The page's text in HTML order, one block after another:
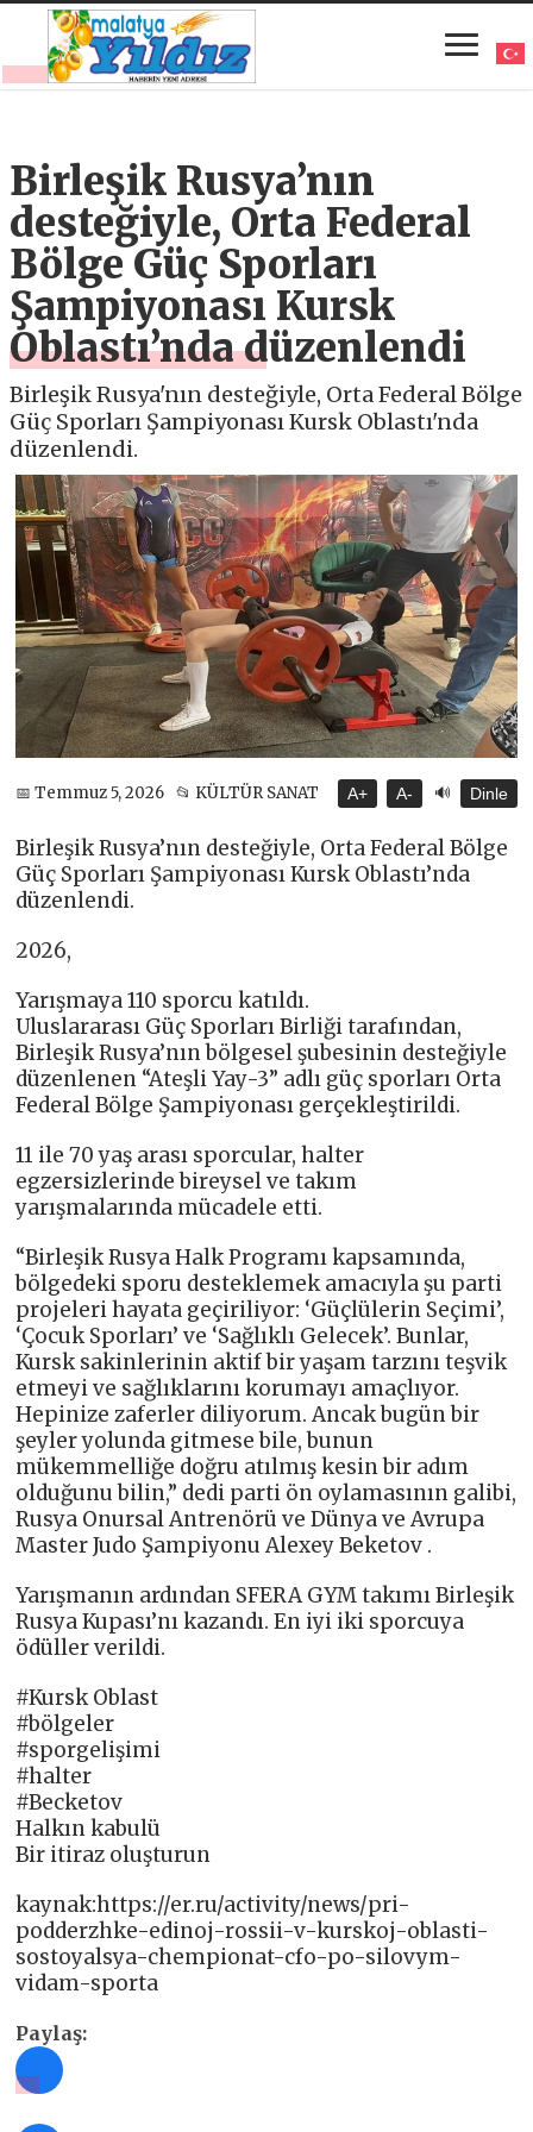
Birleşik Rusya’nın
desteğiyle, Orta Federal
Bölge Güç Sporları
Şampiyonası Kursk
Oblastı’nda düzenlendi
Birleşik Rusya'nın desteğiyle, Orta Federal Bölge
Güç Sporları Şampiyonası Kursk Oblastı'nda
düzenlendi.
📅 Temmuz 5, 2026 📂 KÜLTÜR SANAT A+ A- 🔊 Dinle
Birleşik Rusya’nın desteğiyle, Orta Federal Bölge
Güç Sporları Şampiyonası Kursk Oblastı’nda
düzenlendi.
2026,
Yarışmaya 110 sporcu katıldı.
Uluslararası Güç Sporları Birliği tarafından,
Birleşik Rusya’nın bölgesel şubesinin desteğiyle
düzenlenen “Ateşli Yay-3” adlı güç sporları Orta
Federal Bölge Şampiyonası gerçekleştirildi.
11 ile 70 yaş arası sporcular, halter
egzersizlerinde bireysel ve takım
yarışmalarında mücadele etti.
“Birleşik Rusya Halk Programı kapsamında,
bölgedeki sporu desteklemek amacıyla şu parti
projeleri hayata geçiriliyor: ‘Güçlülerin Seçimi’,
‘Çocuk Sporları’ ve ‘Sağlıklı Gelecek’. Bunlar,
Kursk sakinlerinin aktif bir yaşam tarzını teşvik
etmeyi ve sağlıklarını korumayı amaçlıyor.
Hepinize zaferler diliyorum. Ancak bugün bir
şeyler yolunda gitmese bile, bunun
mükemmelliğe doğru atılmış kesin bir adım
olduğunu bilin,” dedi parti ön oylamasının galibi,
Rusya Onursal Antrenörü ve Dünya ve Avrupa
Master Judo Şampiyonu Alexey Beketov .
Yarışmanın ardından SFERA GYM takımı Birleşik
Rusya Kupası’nı kazandı. En iyi iki sporcuya
ödüller verildi.
#Kursk Oblast
#bölgeler
#sporgelişimi
#halter
#Becketov
Halkın kabulü
Bir itiraz oluşturun
kaynak:https://er.ru/activity/news/pri-
podderzhke-edinoj-rossii-v-kurskoj-oblasti-
sostoyalsya-chempionat-cfo-po-silovym-
vidam-sporta
Paylaş: